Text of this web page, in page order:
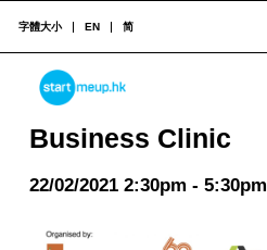
STARTMEUPHK
STARTMEUPHK FESTIVAL IS THE LEADING STARTUP AND INNOVATION CONFERENCE EVENT IN HONG KONG
字體大小 EN 简
Business Clinic
22/02/2021 2:30pm - 5:30pm